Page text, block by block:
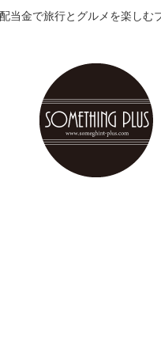
配当金で旅行とグルメを楽しむ